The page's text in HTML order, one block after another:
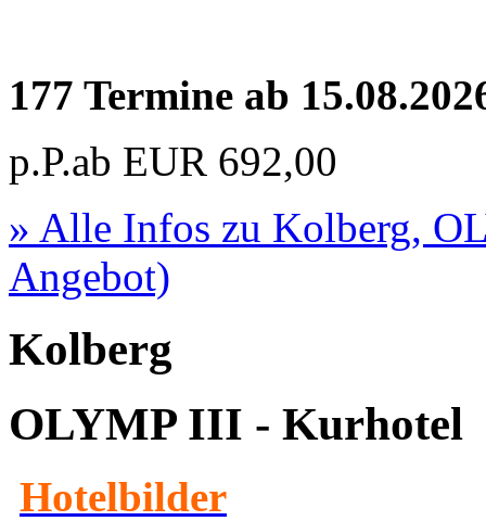
177 Termine ab
p.P.ab EUR 692,00
» Alle Infos zu Kolberg,
Angebot)
Kolberg
OLYMP III - Kurhotel
Hotelbilder